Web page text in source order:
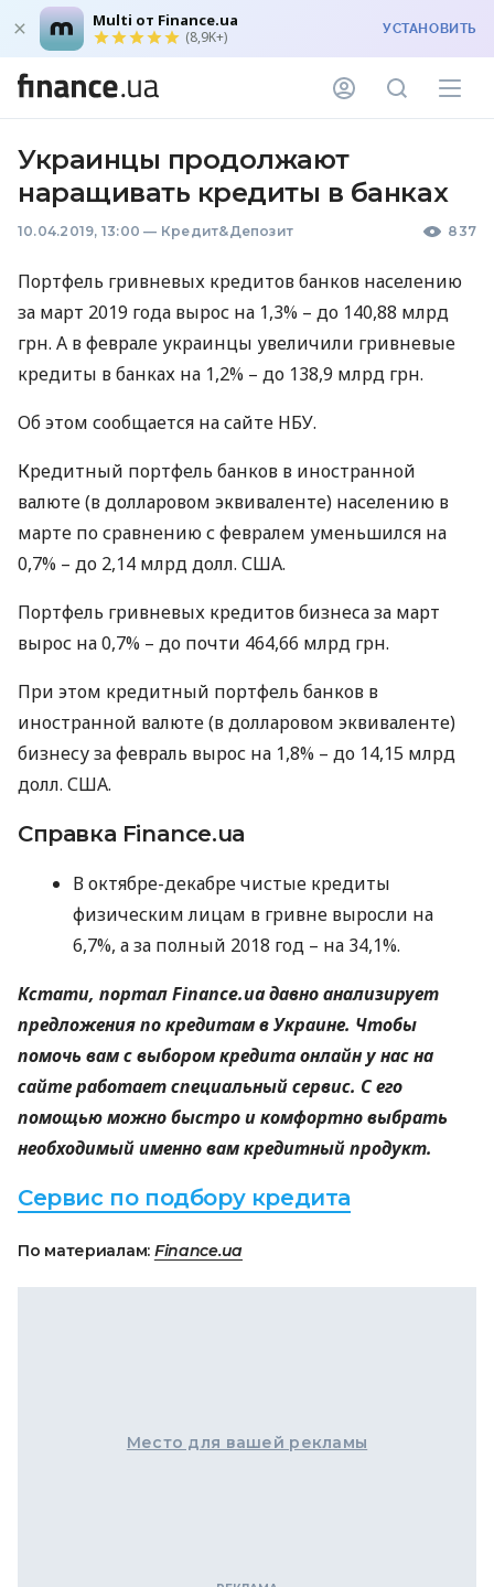
Multi от Finance.ua
(8,9K+) УСТАНОВИТЬ
Украинцы продолжают
наращивать кредиты в банках
10.04.2019, 13:00 — Кредит&Депозит 837
Портфель гривневых кредитов банков населению
за март 2019 года вырос на 1,3% – до 140,88 млрд
грн. А в феврале украинцы увеличили гривневые
кредиты в банках на 1,2% – до 138,9 млрд грн.
Об этом сообщается на сайте НБУ.
Кредитный портфель банков в иностранной
валюте (в долларовом эквиваленте) населению в
марте по сравнению с февралем уменьшился на
0,7% – до 2,14 млрд долл. США.
Портфель гривневых кредитов бизнеса за март
вырос на 0,7% – до почти 464,66 млрд грн.
При этом кредитный портфель банков в
иностранной валюте (в долларовом эквиваленте)
бизнесу за февраль вырос на 1,8% – до 14,15 млрд
долл. США.
Справка Finance.ua
В октябре-декабре чистые кредиты
физическим лицам в гривне выросли на
6,7%, а за полный 2018 год – на 34,1%.
Кстати, портал Finance.ua давно анализирует
предложения по кредитам в Украине. Чтобы
помочь вам с выбором кредита онлайн у нас на
сайте работает специальный сервис. С его
помощью можно быстро и комфортно выбрать
необходимый именно вам кредитный продукт.
Сервис по подбору кредита
По материалам: Finance.ua
Место для вашей рекламы